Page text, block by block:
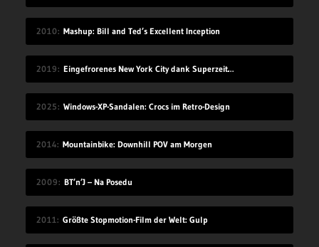
2010 Mashup: Bill and Ted’s Excellent Inception
2019 Eingefrorenes New York City dank Superzeitlupe
2025 Windows-XP-Sandalen: Crocs im Retro-Design
2014 Mountainbike: Downhill POV am Morgen
2009 BT’n’J – Na Posedu
2011 Größte Stopmotion-Film der Welt: Gulp